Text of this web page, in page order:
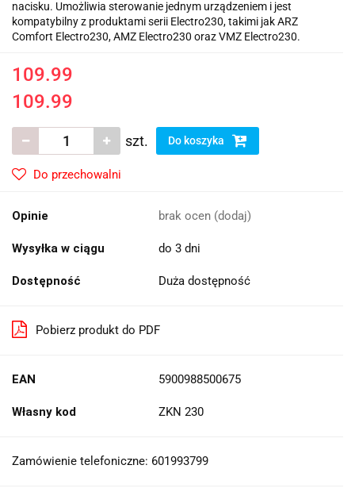
nacisku. Umożliwia sterowanie jednym urządzeniem i jest
kompatybilny z produktami serii Electro230, takimi jak ARZ
Comfort Electro230, AMZ Electro230 oraz VMZ Electro230.
109.99
109.99
szt. Do koszyka
Do przechowalni
Opinie brak ocen (dodaj)
Wysyłka w ciągu do 3 dni
Dostępność Duża dostępność
Pobierz produkt do PDF
EAN 5900988500675
Własny kod ZKN 230
Zamówienie telefoniczne: 601993799